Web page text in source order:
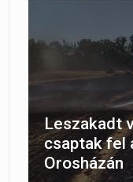
Leszakadt
csaptak fel
Orosházán